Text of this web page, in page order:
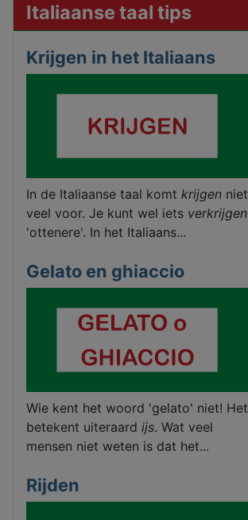
Italiaanse taal tips
Krijgen in het Italiaans
In de Italiaanse taal komt krijgen niet
veel voor. Je kunt wel iets verkrijgen
'ottenere'. In het Italiaans...
Gelato en ghiaccio
Wie kent het woord 'gelato' niet! Het
betekent uiteraard ijs. Wat veel
mensen niet weten is dat het...
Rijden